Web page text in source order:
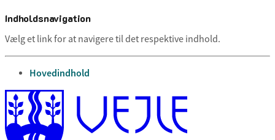
Indholdsnavigation
Vælg et link for at navigere til det respektive indhold.
gå til
Hovedindhold